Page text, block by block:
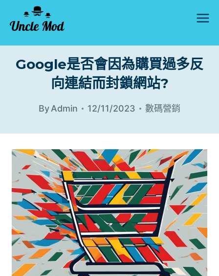
content
Google是否會因為購買過多反
向連結而封鎖網站?
ByAdmin 12/11/2023 數碼營銷